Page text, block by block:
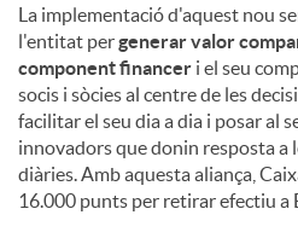
La implementació d'aquest nou
l'entitat pergenerar valor
component financer i el seu
socis i sòcies al centre de les
facilitar el seu dia a dia i posar al
innovadors que donin resposta a
diàries. Amb aquesta aliança,
16.000 punts per retirar efectiu a